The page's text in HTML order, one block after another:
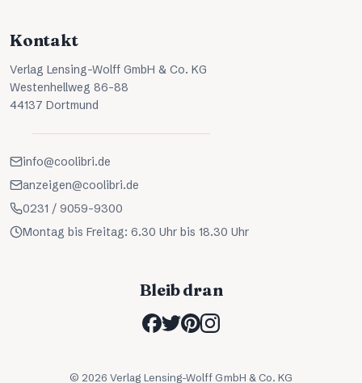
Kontakt
Verlag Lensing-Wolff GmbH & Co. KG
Westenhellweg 86-88
44137 Dortmund
info@coolibri.de
anzeigen@coolibri.de
0231 / 9059-9300
Montag bis Freitag: 6.30 Uhr bis 18.30 Uhr
Bleib dran
© 2026 Verlag Lensing-Wolff GmbH & Co. KG